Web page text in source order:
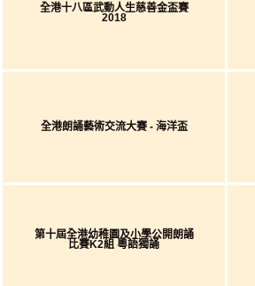
全港十八區武動人生慈善金盃賽
2018
全港朗誦藝術交流大賽 - 海洋盃
第十屆全港幼稚園及小學公開朗誦
比賽k2組 粵語獨誦